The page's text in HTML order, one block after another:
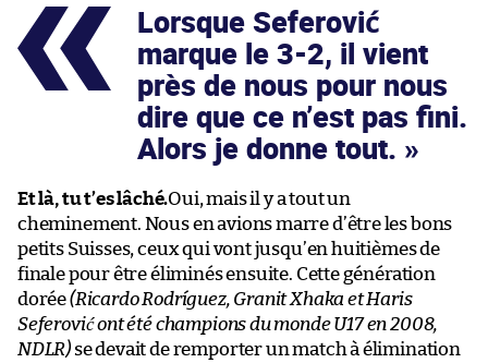
Lorsque Seferović
marque le 3-2, il vient
près de nous pour nous
dire que ce n’est pas fini.
Alors je donne tout.
Et là, tu t’es lâché.Oui, mais il y a tout un
cheminement. Nous en avions marre d’être les bons
petits Suisses, ceux qui vont jusqu’en huitièmes de
finale pour être éliminés ensuite. Cette génération
dorée(Ricardo Rodríguez, Granit Xhaka et Haris
Seferović ont été champions du monde U17 en 2008,
NDLR) se devait de remporter un match à élimination